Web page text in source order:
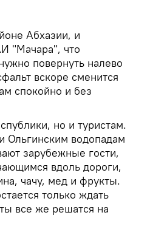
Абхазии, и
"Мачара", что
повернуть налево
вскоре сменится
спокойно и без
но и туристам.
Ольгинским водопадам
зарубежные гости,
вдоль дороги,
чачу, мед и фрукты.
только ждать
все же решатся на